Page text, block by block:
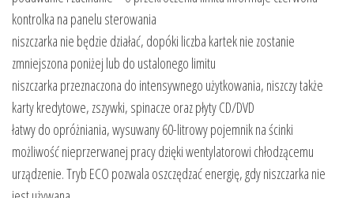
kontrolka na panelu sterowania
niszczarka nie będzie działać, dopóki liczba kartek nie zostanie
zmniejszona poniżej lub do ustalonego limitu
niszczarka przeznaczona do intensywnego użytkowania, niszczy także
karty kredytowe, zszywki, spinacze oraz płyty CD/DVD
łatwy do opróżniania, wysuwany 60-litrowy pojemnik na ścinki
możliwość nieprzerwanej pracy dzięki wentylatorowi chłodzącemu
urządzenie. Tryb ECO pozwala oszczędzać energię, gdy niszczarka nie